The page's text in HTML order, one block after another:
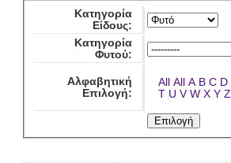
Κατηγορία
Είδους:
Κατηγορία
Φυτού:
Αλφαβητική
Επιλογή:
All All A B C D
T U V W X Y Z